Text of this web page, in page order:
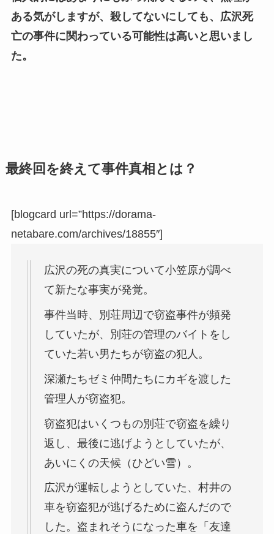
ある気がしますが、殺してないにしても、広沢死
亡の事件に関わっている可能性は高いと思いまし
た。
最終回を終えて事件真相とは？
[blogcard url=”https://dorama-
netabare.com/archives/18855″]
広沢の死の真実について小笠原が調べ
て新たな事実が発覚。
事件当時、別荘周辺で窃盗事件が頻発
していたが、別荘の管理のバイトをし
ていた若い男たちが窃盗の犯人。
深瀬たちゼミ仲間たちにカギを渡した
管理人が窃盗犯。
窃盗犯はいくつもの別荘で窃盗を繰り
返し、最後に逃げようとしていたが、
あいにくの天候（ひどい雪）。
広沢が運転しようとしていた、村井の
車を窃盗犯が逃げるために盗んだので
した。盗まれそうになった車を「友達